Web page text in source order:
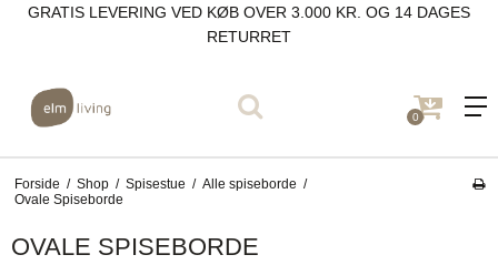
GRATIS LEVERING VED KØB OVER 3.000 KR. OG 14 DAGES
RETURRET
0
Forside / Shop / Spisestue / Alle spiseborde /
Ovale Spiseborde
OVALE SPISEBORDE